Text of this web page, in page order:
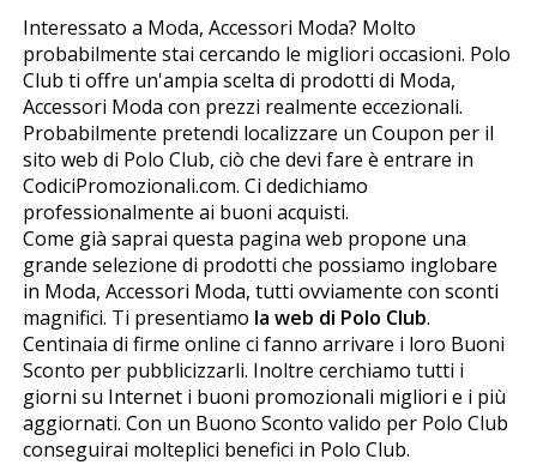
Interessato a Moda, Accessori Moda? Molto
probabilmente stai cercando le migliori occasioni. Polo
Club ti offre un'ampia scelta di prodotti di Moda,
Accessori Moda con prezzi realmente eccezionali.
Probabilmente pretendi localizzare un Coupon per il
sito web di Polo Club, ciò che devi fare è entrare in
CodiciPromozionali.com. Ci dedichiamo
professionalmente ai buoni acquisti.
Come già saprai questa pagina web propone una
grande selezione di prodotti che possiamo inglobare
in Moda, Accessori Moda, tutti ovviamente con sconti
magnifici. Ti presentiamo la web di Polo Club.
Centinaia di firme online ci fanno arrivare i loro Buoni
Sconto per pubblicizzarli. Inoltre cerchiamo tutti i
giorni su Internet i buoni promozionali migliori e i più
aggiornati. Con un Buono Sconto valido per Polo Club
conseguirai molteplici benefici in Polo Club.